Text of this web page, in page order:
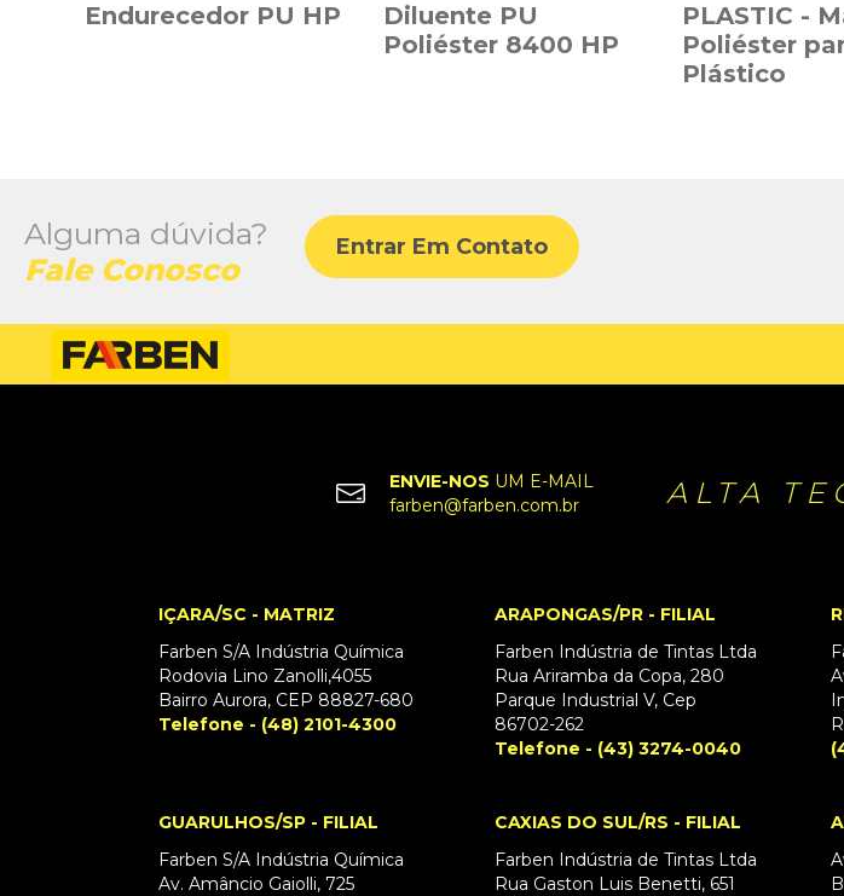
Endurecedor PU HP
Diluente PU
Poliéster 8400 HP
PLASTIC -
Poliéster
Plástico
Alguma dúvida?
Fale Conosco
Entrar Em Contato
ENVIE-NOS UM E-MAIL
farben@farben.com.br
ALTA
IÇARA/SC - MATRIZ
Farben S/A Indústria Química
Rodovia Lino Zanolli,4055
Bairro Aurora, CEP 88827-680
Telefone - (48) 2101-4300
ARAPONGAS/PR - FILIAL
Farben Indústria de Tintas Ltda
Rua Ariramba da Copa, 280
Parque Industrial V, Cep
86702-262
Telefone - (43) 3274-0040
GUARULHOS/SP - FILIAL
Farben S/A Indústria Química
Av. Amâncio Gaiolli, 725
CAXIAS DO SUL/RS - FILIAL
Farben Indústria de Tintas Ltda
Rua Gaston Luis Benetti, 651